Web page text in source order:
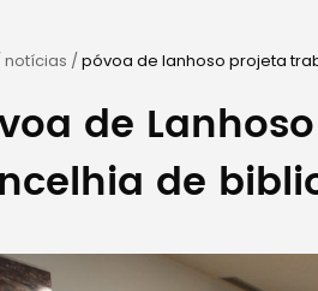
notícias /póvoa de lanhoso projeta
de
de